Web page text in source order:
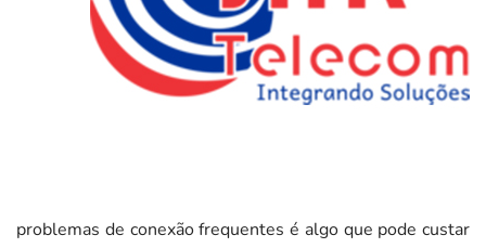
problemas de conexão frequentes é algo que pode custar